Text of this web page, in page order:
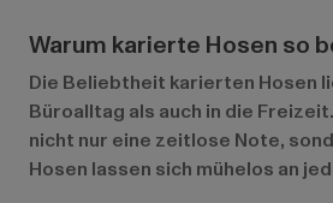
Warum karierte Hosen so
Die Beliebtheit karierten Hosen
Büroalltag als auch in die
nicht nur eine zeitlose Note,
Hosen lassen sich mühelos an